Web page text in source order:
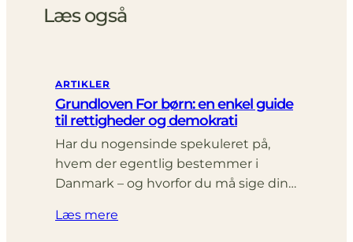
Læs også
ARTIKLER
Grundloven For børn: en enkel guide
til rettigheder og demokrati
Har du nogensinde spekuleret på,
hvem der egentlig bestemmer i
Danmark – og hvorfor du må sige din…
Læs mere